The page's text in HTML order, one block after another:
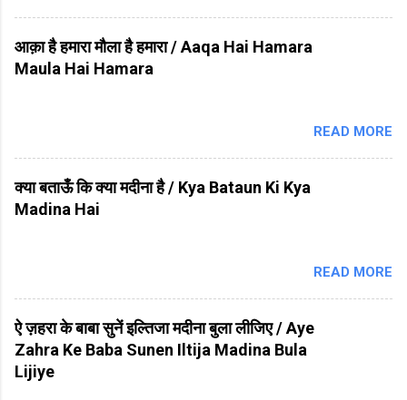
आक़ा है हमारा मौला है हमारा / Aaqa Hai Hamara
Maula Hai Hamara
READ MORE
क्या बताऊँ कि क्या मदीना है / Kya Bataun Ki Kya
Madina Hai
READ MORE
ऐ ज़हरा के बाबा सुनें इल्तिजा मदीना बुला लीजिए / Aye
Zahra Ke Baba Sunen Iltija Madina Bula
Lijiye